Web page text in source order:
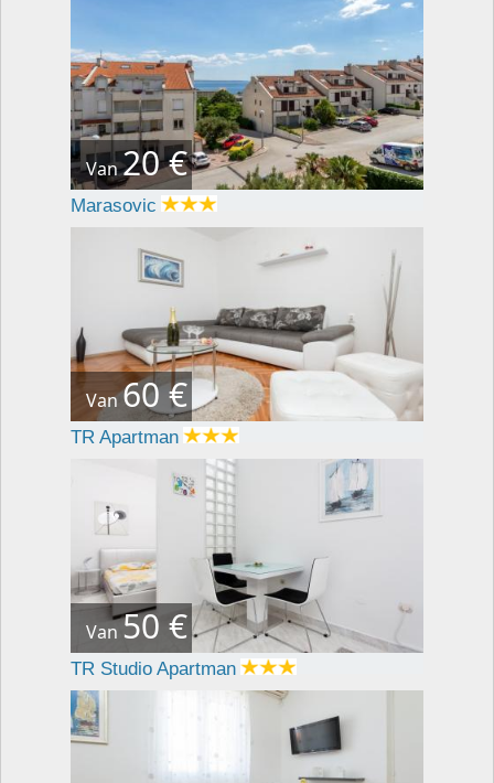
Van20 €
Marasovic
Van60 €
TR Apartman
Van 50 €
TR Studio Apartman